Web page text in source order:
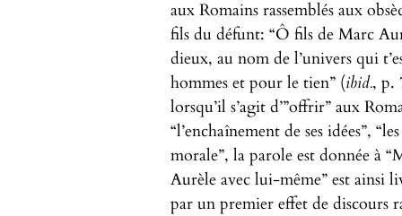
aux Romains rassemblés aux
fils du défunt: “Ô fils de Marc
dieux, au nom de l’univers qui
hommes et pour le tien” (ibid., p.
lorsqu’il s’agit d’”offrir” aux
“l’enchaînement de ses idées”,
morale”, la parole est donnée à
Aurèle avec lui-même” est ainsi
par un premier effet de discours